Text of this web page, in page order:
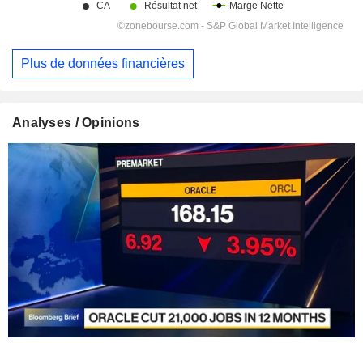
Plus de données financières
Analyses / Opinions